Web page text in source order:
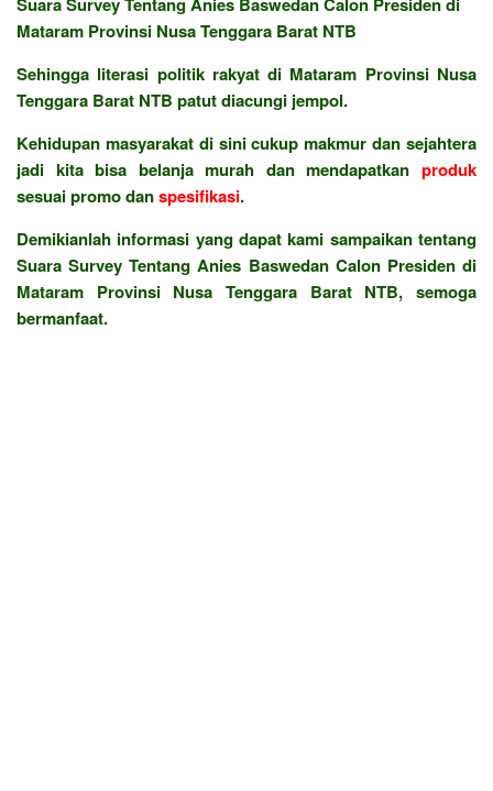
Mataram Provinsi Nusa Tenggara Barat NTB
Sehingga literasi politik rakyat di Mataram Provinsi Nusa
Tenggara Barat NTB patut diacungi jempol.
Kehidupan masyarakat di sini cukup makmur dan sejahtera
jadi kita bisa belanja murah dan mendapatkan produk
sesuai promo danspesifikasi.
Demikianlah informasi yang dapat kami sampaikan tentang
Suara Survey Tentang Anies Baswedan Calon Presiden di
Mataram Provinsi Nusa Tenggara Barat NTB, semoga
bermanfaat.